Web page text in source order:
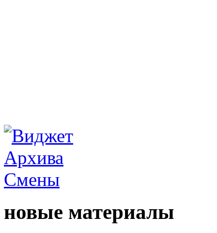
новые материалы